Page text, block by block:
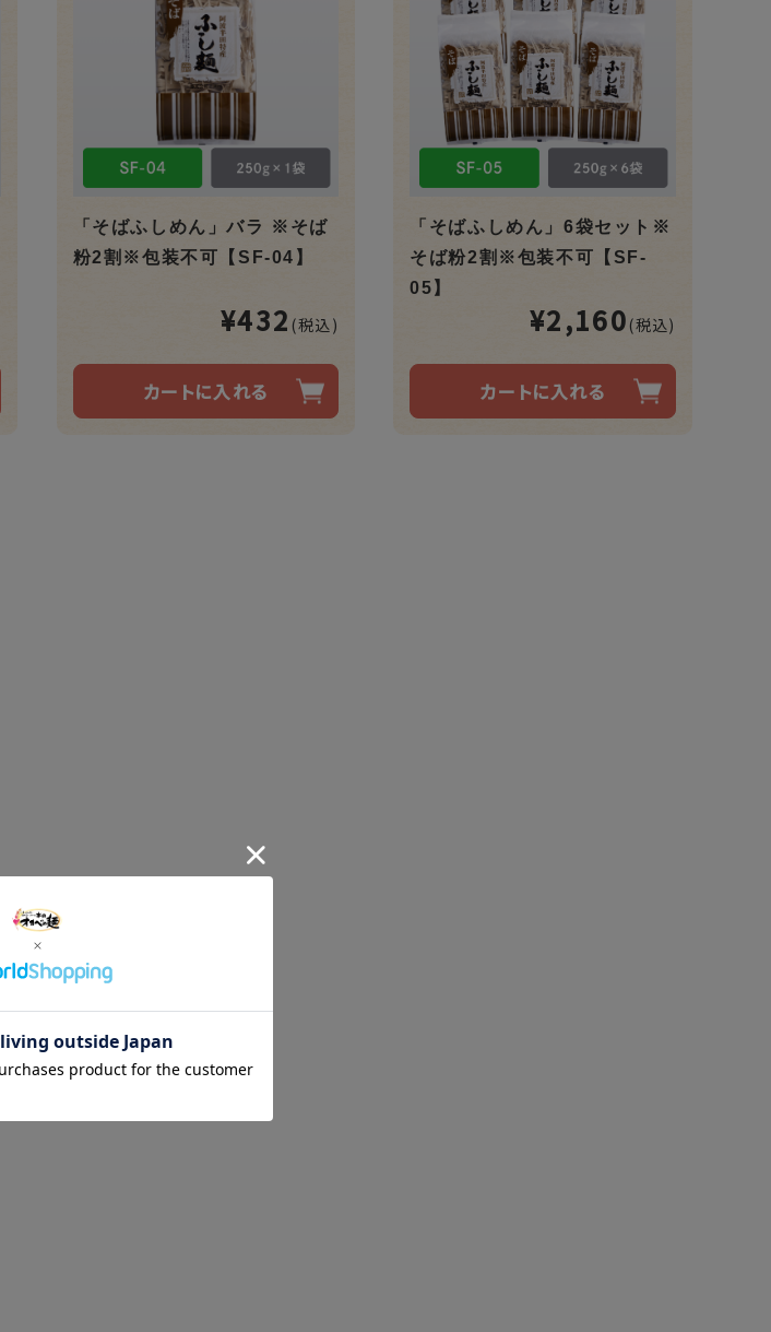
「そばふしめん」バラ ※そば
粉2割※包装不可【SF-04】
¥432 (税込)
カートに入れる
「そばふしめん」6袋セット※
そば粉2割※包装不可【SF-
05】
¥2,160 (税込)
カートに入れる